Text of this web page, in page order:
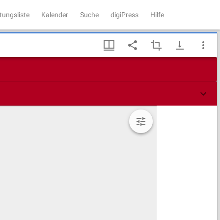
Kalender Suche digiPress Hilfe